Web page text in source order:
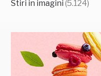
Stiri in imagini (5.124)